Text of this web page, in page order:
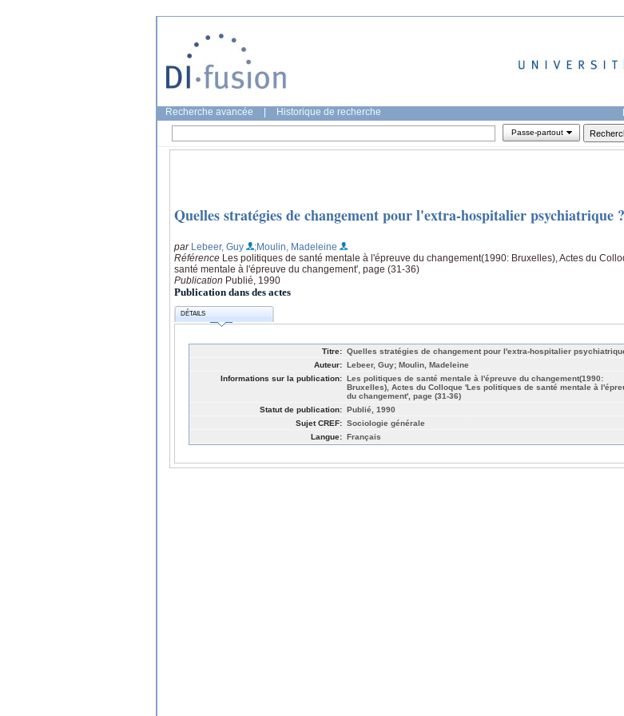
Recherche avancée Historique de recherche
Passe-partout
Quelles stratégies de changement pour l'extra-hospitalier psychiatrique ?
par Lebeer, Guy
;Moulin, Madeleine
Référence Les politiques de santé mentale à l'épreuve du changement(1990: Bruxelles), Actes du
santé mentale à l'épreuve du changement', page (31-36)
Publication Publié, 1990
Publication dans des actes
DÉTAILS
Titre: Quelles stratégies de changement pour l'extra-hospitalier
Auteur: Lebeer, Guy; Moulin, Madeleine
Informations sur la publication: Les politiques de santé mentale à l'épreuve du changement(1990:
Bruxelles), Actes du Colloque 'Les politiques de santé mentale à
du changement', page (31-36)
Statut de publication: Publié, 1990
Sujet CREF: Sociologie générale
Langue: Français